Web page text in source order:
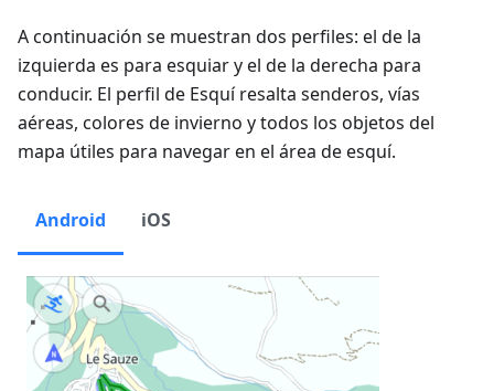
A continuación se muestran dos perfiles: el de la
izquierda es para esquiar y el de la derecha para
conducir. El perfil de Esquí resalta senderos, vías
aéreas, colores de invierno y todos los objetos del
mapa útiles para navegar en el área de esquí.
Android iOS